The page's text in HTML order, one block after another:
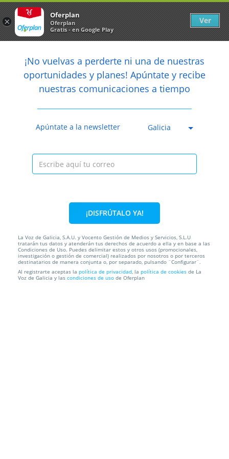

Caducada
32% 22€ 14,95€
Entradas David Puerto. Bien. Vigo. Sábado 29
noviembre ¡Ofer...
Teatro Afundación Vigo
arrow_back Newsletter
¡No vuelvas a perderte ni una de nuestras
oportunidades y planes! Apúntate y recibe
nuestras comunicaciones a tiempo
Apúntate a la newsletter Galicia
¡DISFRÚTALO YA!
La Voz de Galicia, S.A.U. y Vocento Gestión de Medios y Servicios, S.L.U
tratarán tus datos y atenderán tus derechos de acuerdo a ella y en base a las
Condiciones de Uso. Puedes delimitar estos y otros usos (promocionales,
investigación o gestión de comercial) realizados por nosotros o por terceros
destinatarios de manera conjunta o, por separado, pulsando ¨Configurar¨.
Al registrarte aceptas la política de privacidad, la política de cookies de La
Voz de Galicia y las condiciones de uso de Oferplan
×
Oferplan
Oferplan
Gratis - en Google Play
Ver